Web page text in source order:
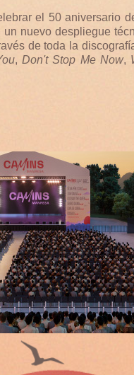
el 50 aniversario
nuevo despliegue
de toda la
,Don't Stop Me Now,